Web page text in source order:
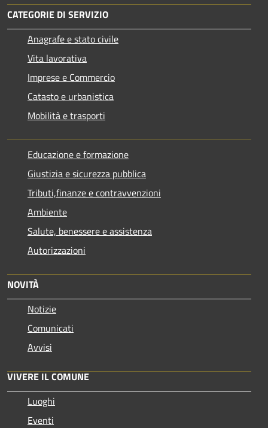
CATEGORIE DI SERVIZIO
Anagrafe e stato civile
Vita lavorativa
Imprese e Commercio
Catasto e urbanistica
Mobilità e trasporti
Educazione e formazione
Giustizia e sicurezza pubblica
Tributi,finanze e contravvenzioni
Ambiente
Salute, benessere e assistenza
Autorizzazioni
NOVITÀ
Notizie
Comunicati
Avvisi
VIVERE IL COMUNE
Luoghi
Eventi